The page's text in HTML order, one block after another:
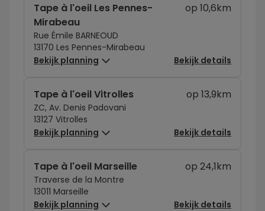
Tape à l'oeil Les Pennes-
Mirabeau
Rue Émile BARNEOUD
13170 Les Pennes-Mirabeau
op 10,6km
Bekijk planning Bekijk details
Tape à l'oeil Vitrolles
ZC, Av. Denis Padovani
13127 Vitrolles
op 13,9km
Bekijk planning Bekijk details
Tape à l'oeil Marseille
Traverse de la Montre
13011 Marseille
op 24,1km
Bekijk planning Bekijk details